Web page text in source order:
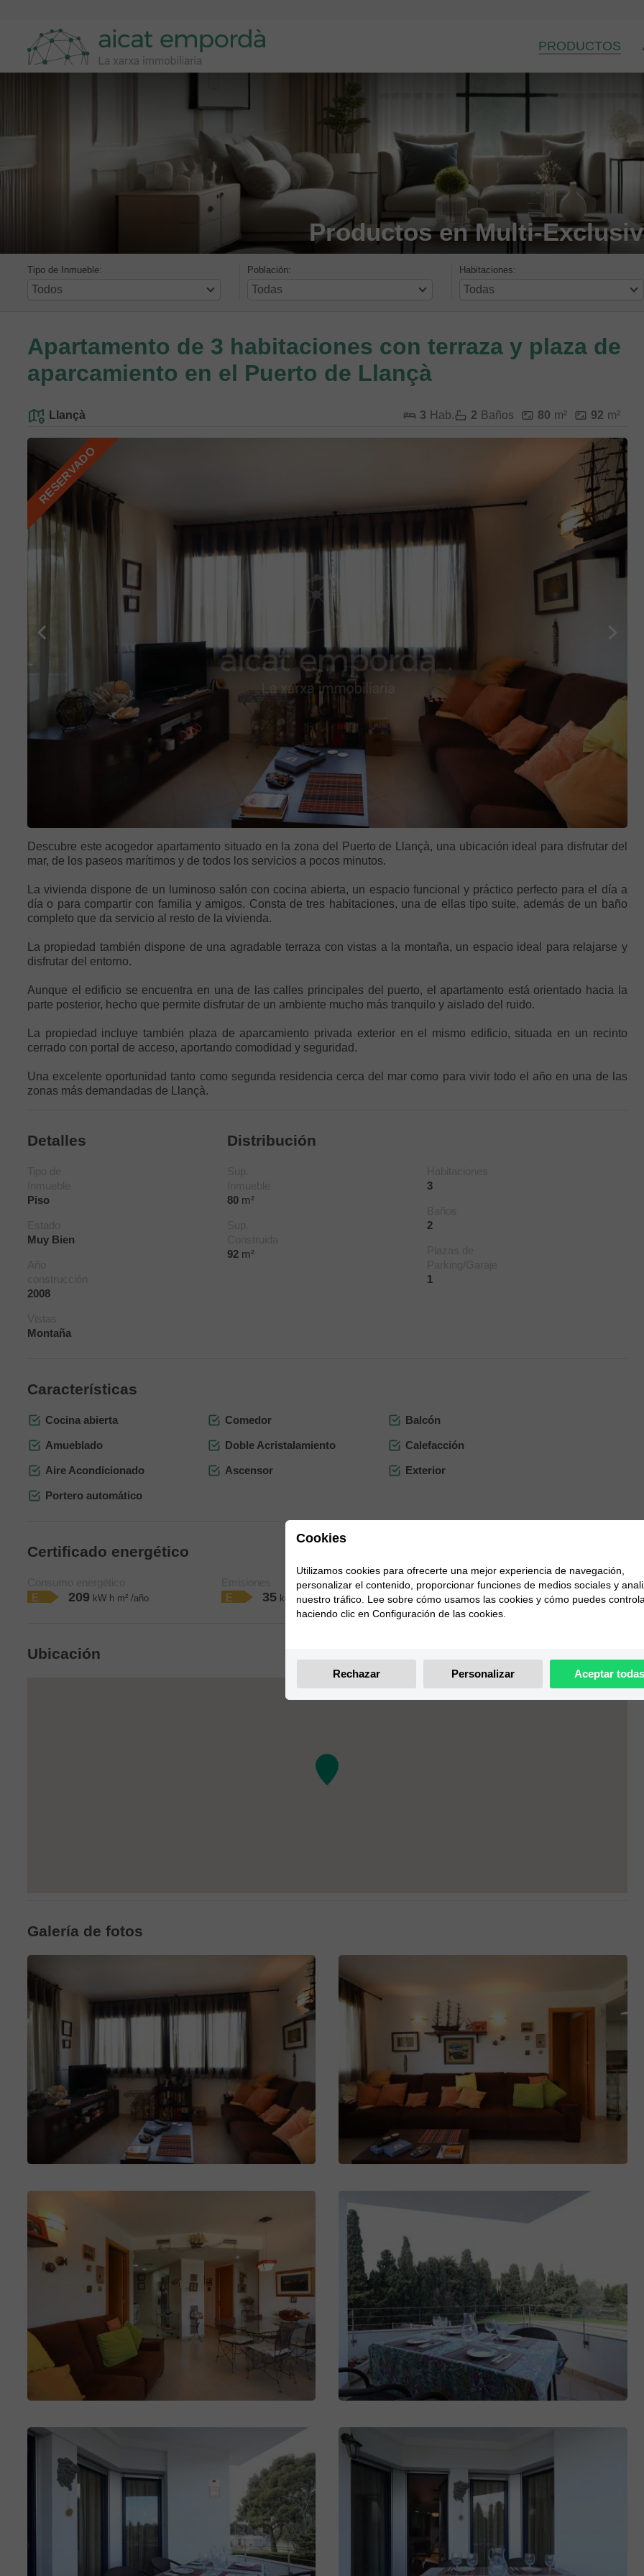
navigation
PRODUCTOS
Productos en Multi-
Tipo de Inmueble: Población: Habitaciones:
Apartamento de 3 habitaciones con terraza y plaza de
aparcamiento en el Puerto de Llançà
Llançà 3 Hab. 2 Baños 80 m² 92 m²
RESERVADO
Descubre este acogedor apartamento situado en la zona del Puerto de Llançà, una ubicación ideal para disfrutar del
mar, de los paseos marítimos y de todos los servicios a pocos minutos.
La vivienda dispone de un luminoso salón con cocina abierta, un espacio funcional y práctico perfecto para el día a
día o para compartir con familia y amigos. Consta de tres habitaciones, una de ellas tipo suite, además de un baño
completo que da servicio al resto de la vivienda.
La propiedad también dispone de una agradable terraza con vistas a la montaña, un espacio ideal para relajarse y
disfrutar del entorno.
Aunque el edificio se encuentra en una de las calles principales del puerto, el apartamento está orientado hacia la
parte posterior, hecho que permite disfrutar de un ambiente mucho más tranquilo y aislado del ruido.
La propiedad incluye también plaza de aparcamiento privada exterior en el mismo edificio, situada en un recinto
cerrado con portal de acceso, aportando comodidad y seguridad.
Una excelente oportunidad tanto como segunda residencia cerca del mar como para vivir todo el año en una de las
zonas más demandadas de Llançà.
Detalles
Piso
Muy Bien
2008
Montaña
Distribución
80 m²
92 m²
3
2
1
Características
Cocina abierta Comedor Balcón
Amueblado Doble Acristalamiento Calefacción
Aire Acondicionado Ascensor Exterior
Portero automático
Certificado energético
E
209 kW h m² /año
E
35 kg CO₂ m² /año
Ubicación
Galería de fotos
Cookies
Utilizamos cookies para ofrecerte una mejor experiencia de navegación,
personalizar el contenido, proporcionar funciones de medios sociales y
nuestro tráfico. Lee sobre cómo usamos las cookies y cómo puedes
haciendo clic en Configuración de las cookies.
Rechazar Personalizar Aceptar todas